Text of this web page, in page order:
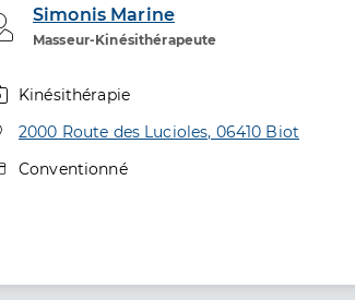
Simonis Marine
Masseur-Kinésithérapeute
Professionel de santé
Kinésithérapie
Adresse
2000 Route des Lucioles, 06410 Biot
Type de convention
Conventionné